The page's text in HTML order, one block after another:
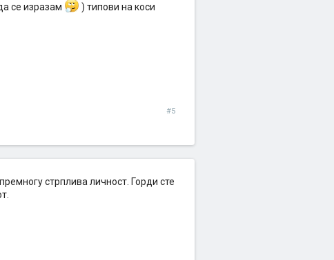
се изразам ) типови на коси
#5
стрплива личност. Горди сте